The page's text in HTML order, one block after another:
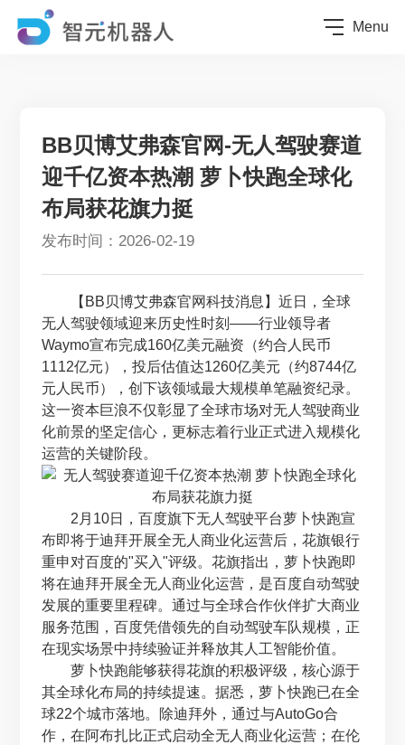
Menu
BB贝博艾弗森官网-无人驾驶赛道
迎千亿资本热潮 萝卜快跑全球化
布局获花旗力挺
发布时间：2026-02-19
【BB贝博艾弗森官网科技消息】近日，全球
无人驾驶领域迎来历史性时刻——行业领导者
Waymo宣布完成160亿美元融资（约合人民币
1112亿元），投后估值达1260亿美元（约8744亿
元人民币），创下该领域最大规模单笔融资纪录。
这一资本巨浪不仅彰显了全球市场对无人驾驶商业
化前景的坚定信心，更标志着行业正式进入规模化
运营的关键阶段。
2月10日，百度旗下无人驾驶平台萝卜快跑宣
布即将于迪拜开展全无人商业化运营后，花旗银行
重申对百度的"买入"评级。花旗指出，萝卜快跑即
将在迪拜开展全无人商业化运营，是百度自动驾驶
发展的重要里程碑。通过与全球合作伙伴扩大商业
服务范围，百度凭借领先的自动驾驶车队规模，正
在现实场景中持续验证并释放其人工智能价值。
萝卜快跑能够获得花旗的积极评级，核心源于
其全球化布局的持续提速。据悉，萝卜快跑已在全
球22个城市落地。除迪拜外，通过与AutoGo合
作，在阿布扎比正式启动全无人商业化运营；在伦